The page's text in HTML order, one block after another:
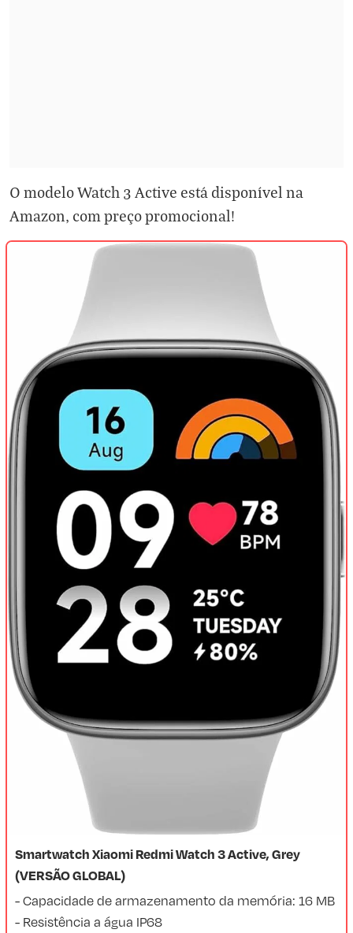
O modelo Watch 3 Active está disponível na
Amazon, com preço promocional!
Smartwatch Xiaomi Redmi Watch 3 Active, Grey
(VERSÃO GLOBAL)
- Capacidade de armazenamento da memória: 16 MB
- Resistência a água IP68